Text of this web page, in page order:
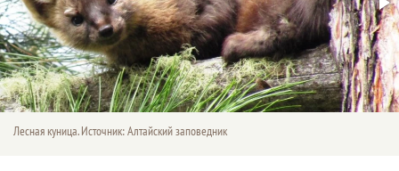
Лесная куница. Источник: Алтайский заповедник